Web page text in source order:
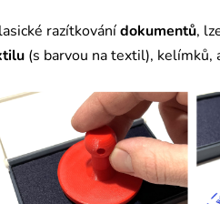
razítkovánídokumentů,
(s barvou na textil), kelímků,